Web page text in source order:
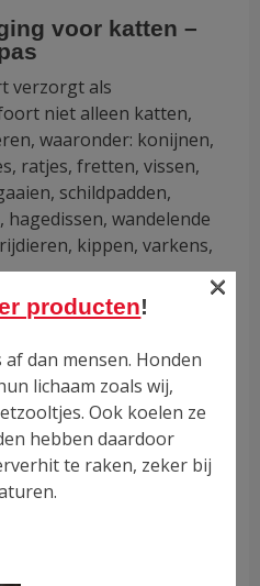
voor katten –
verzorgt als
niet alleen katten,
waaronder: konijnen,
ratjes, fretten, vissen,
schildpadden,
wandelende
kippen, varkens,
producten!
dan mensen. Honden
lichaam zoals wij,
Ook koelen ze
hebben daardoor
te raken, zeker bij
×